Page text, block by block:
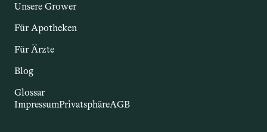
Cannabinoide – potenzielle Effekte auf
das Immunsystem und entzündliche
Unsere Grower
Für Apotheken
Für Ärzte
Blog
Glossar
ImpressumPrivatsphäreAGB